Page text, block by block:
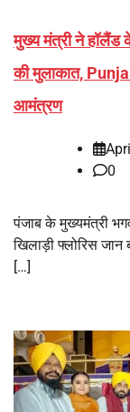
मुख्य मंत्री ने हॉलैंड
की मुलाकात,
आमंत्रण
0
पंजाब के मुख्यमंत्री
खिलाड़ी फ्लोरिस
[…]